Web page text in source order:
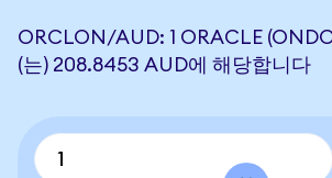
ORCLON/AUD: 1 ORACLE
(는) 208.8453 AUD에 해당합니다